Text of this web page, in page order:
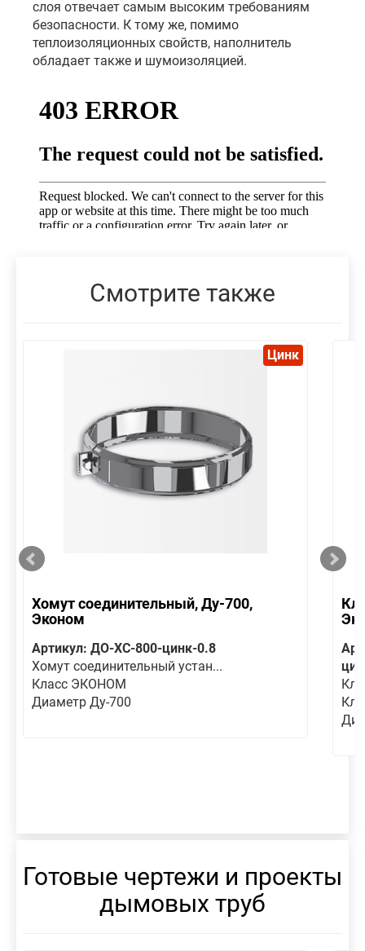
слоя отвечает самым высоким требованиям
безопасности. К тому же, помимо
теплоизоляционных свойств, наполнитель
обладает также и шумоизоляцией.
Смотрите также
Цинк
Хомут соединительный, Ду-700,
Эконом
Артикул: ДО-ХС-800-цинк-0.8
Хомут соединительный устан...
Класс ЭКОНОМ
Диаметр Ду-700
Готовые чертежи и проекты
дымовых труб